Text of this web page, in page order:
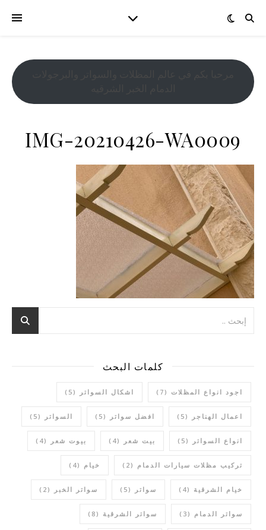
IMG-20210426-WA0009
كلمات البحث
اجود انواع المظلات (7) اشكال السواتر (5)
اعمال الهناجر (5) افضل سواتر (5) السواتر (5)
انواع السواتر (5) بيت شعر (4) بيوت شعر (4)
تركيب مظلات سيارات الدمام (2) خيام (4)
خيام الشرقية (4) سواتر (5) سواتر الخبر (2)
سواتر الدمام (3) سواتر الشرقية (8)